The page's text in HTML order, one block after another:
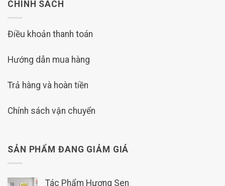
CHÍNH SÁCH
Điều khoản thanh toán
Hướng dẫn mua hàng
Trả hàng và hoàn tiền
Chính sách vận chuyển
SẢN PHẨM ĐANG GIẢM GIÁ
Tác Phẩm Hương Sen